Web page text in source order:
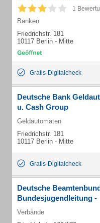
1
Banken
Friedrichstr. 181
10117 Berlin - Mitte
Gratis-Digitalcheck
Deutsche Bank
u. Cash Group
Geldautomaten
Friedrichstr. 181
10117 Berlin - Mitte
Gratis-Digitalcheck
Deutsche
Bundesjugendleitung -
Verbände